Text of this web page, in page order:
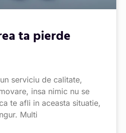
ta pierde
serviciu de calitate,
insa nimic nu se
te afli in aceasta situatie,
Multi